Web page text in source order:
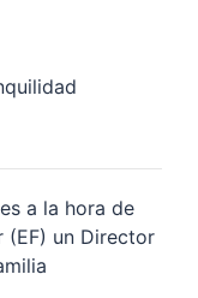
a la hora de
(EF) un Director